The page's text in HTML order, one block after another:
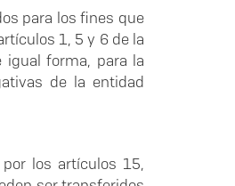
para los fines que
1, 5 y 6 de la
igual forma, para la
de la entidad
los artículos 15,